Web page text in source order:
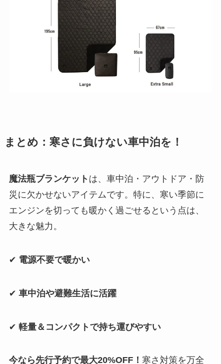
まとめ：寒さに負けない車中泊を！
魔法瓶ブランケット は、車中泊・アウトドア・防
災に欠かせないアイテムです。特に、寒い季節に
エンジンを切っても暖かく過ごせるという点は、
大きな魅力。
✔ 電源不要で暖かい
✔ 車中泊や避難生活に活躍
✔ 軽量＆コンパクトで持ち運びやすい
今なら先行予約で最大20%OFF！ 寒さ対策を万全